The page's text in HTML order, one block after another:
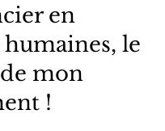
en
le
mon
!
sur 5.